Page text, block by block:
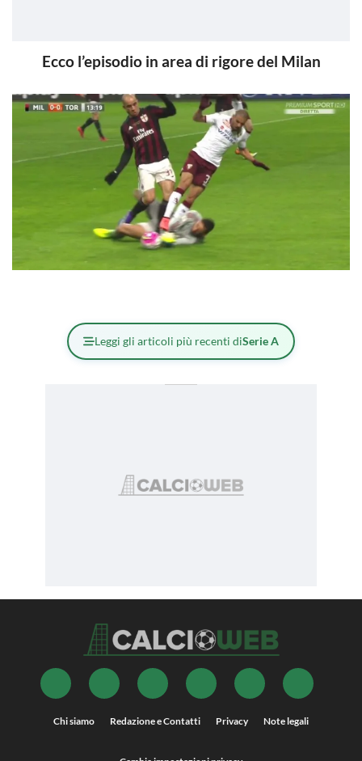
Ecco l’episodio in area di rigore del Milan
Leggi gli articoli più recenti diSerie A
Chi siamo Redazione e Contatti Privacy Note legali